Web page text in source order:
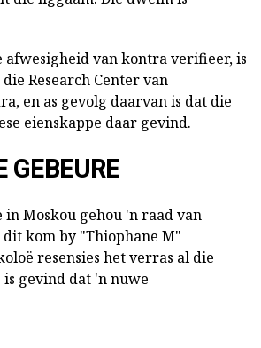
afwesigheid van kontra verifieer, is
Research Center van
en as gevolg daarvan is dat die
eienskappe daar gevind.
GEBEURE
in Moskou gehou 'n raad van
kom by "Thiophane M"
resensies het verras al die
is gevind dat 'n nuwe